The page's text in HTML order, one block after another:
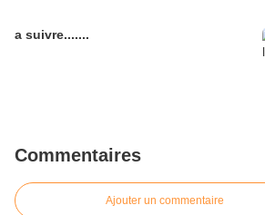
a suivre.......
Commentaires
Ajouter un commentaire